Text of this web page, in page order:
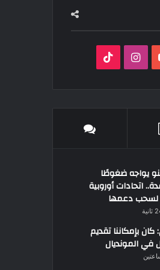
‫YouTubeانستقرام
يواجه ضغوطًا
اتحادات أوروبية
لسحب دعمها
بإمكاننا تقديم
في المونديال